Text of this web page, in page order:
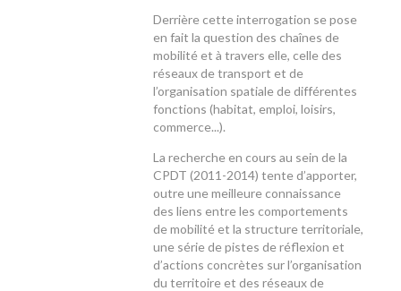
Derrière cette interrogation se pose
en fait la question des chaînes de
mobilité et à travers elle, celle des
réseaux de transport et de
l’organisation spatiale de différentes
fonctions (habitat, emploi, loisirs,
commerce...).
La recherche en cours au sein de la
CPDT (2011-2014) tente d’apporter,
outre une meilleure connaissance
des liens entre les comportements
de mobilité et la structure territoriale,
une série de pistes de réflexion et
d’actions concrètes sur l’organisation
du territoire et des réseaux de